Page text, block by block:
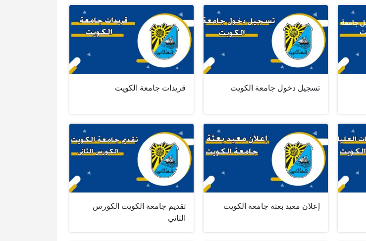
تسجيل دخول جامعة الكويت قريدات جامعة الكويت
إعلان معيد بعثة جامعة الكويت
تقديم جامعة الكويت الكورس
الثاني